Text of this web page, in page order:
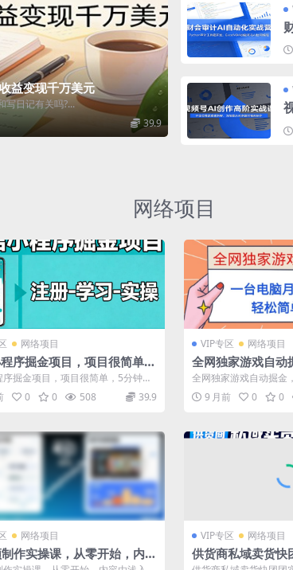
益变现千万美元
写日记有关吗?...
39.9
网络项目
网络项目
序掘金项目，项目很简单，
能学会上手操作，实操7天
【揭秘】
掘金项目，项目很简单，5分钟就
手操作，实操7天賺了1700+【...
0 0 508 39.9
VIP专区 网络项目
全网独家游戏自动
入1W+，轻松简
小白【揭秘】
全网独家游戏自动掘金
轻松简单稳定，适合新
9 月前 0 0
网络项目
作实操课，从零开始，内容
VIP专区 网络项目
供货商私域卖货快